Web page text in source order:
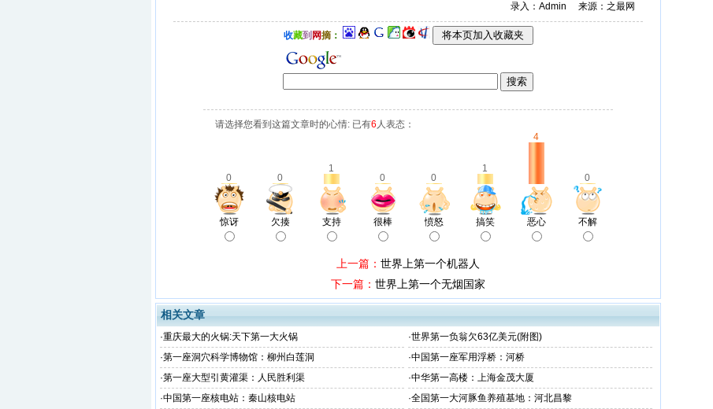
录入：Admin 来源： 之最网
收藏到 网摘：
请选择您看到这篇文章时的心情: 已有6 人表态：
0 0
1
0
0
1
4
0
惊讶 欠揍 支持 很棒 愤怒 搞笑 恶心 不解
上一篇： 世界上第一个机器人
下一篇： 世界上第一个无烟国家
相关文章
·重庆最大的火锅:天下第一大火锅 ·世界第一负翁欠63亿美元(附图)
·第一座洞穴科学博物馆：柳州白莲洞 ·中国第一座军用浮桥：河桥
·第一座大型引黄灌渠：人民胜利渠 ·中华第一高楼：上海金茂大厦
·中国第一座核电站：秦山核电站 ·全国第一大河豚鱼养殖基地：河北昌黎